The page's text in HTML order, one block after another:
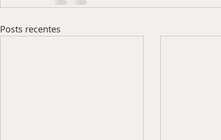
Posts recentes